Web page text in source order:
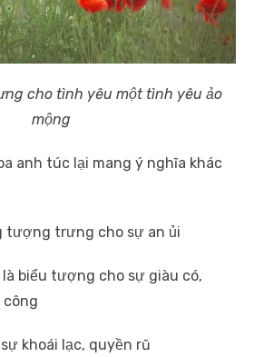
cho tình yêu một tình yêu ảo
mộng
anh túc lại mang ý nghĩa khác
tượng trưng cho sự an ủi
biểu tượng cho sự giàu có,
khoái lạc, quyền rũ